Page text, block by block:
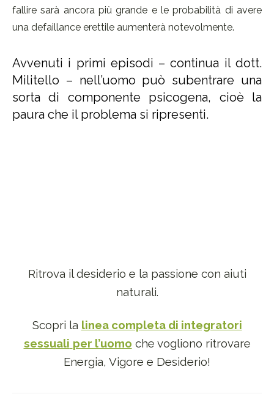
fallire sarà ancora più grande e le probabilità di avere
una defaillance erettile aumenterà notevolmente.
Avvenuti i primi episodi – continua il dott.
Militello – nell’uomo può subentrare una
sorta di componente psicogena, cioè la
paura che il problema si ripresenti.
Ritrova il desiderio e la passione con aiuti
naturali.
Scopri la linea completa di integratori
sessuali per l’uomo che vogliono ritrovare
Energia, Vigore e Desiderio!